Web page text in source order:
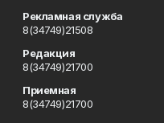
Рекламная служба
8(34749)21508
Редакция
8(34749)21700
Приемная
8(34749)21700